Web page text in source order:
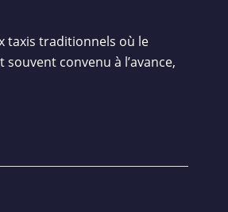
taxis traditionnels où le
convenu à l’avance,